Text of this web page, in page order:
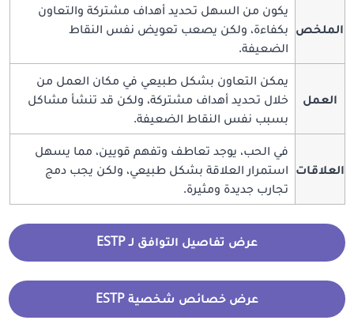
الملخص
يكون من السهل تحديد أهداف مشتركة والتعاون
بكفاءة، ولكن يصعب تعويض نفس النقاط
الضعيفة.
العمل
يمكن التعاون بشكل طبيعي في مكان العمل من
خلال تحديد أهداف مشتركة، ولكن قد تنشأ مشاكل
بسبب نفس النقاط الضعيفة.
العلاقات
في الحب، يوجد تعاطف وتفهم قويين، مما يسهل
استمرار العلاقة بشكل طبيعي، ولكن يجب دمج
تجارب جديدة ومثيرة.
عرض تفاصيل التوافق لـ ESTP
عرض خصائص شخصية ESTP